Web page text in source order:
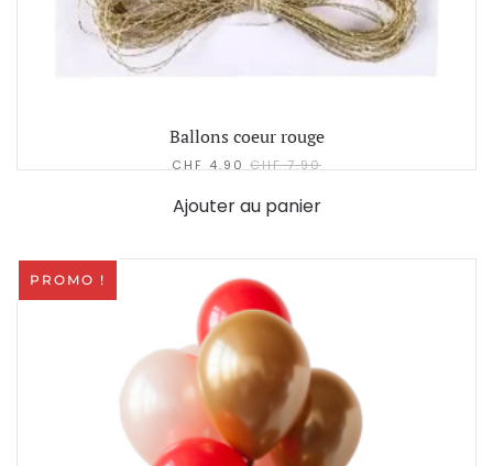
Ballons coeur rouge
CHF 4.90 CHF7.90
Ajouter au panier
PROMO !